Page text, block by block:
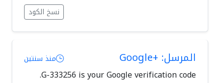
نسخ الكود
المرسل: +Google منذ سنتين
G-333256 is your Google verification code.